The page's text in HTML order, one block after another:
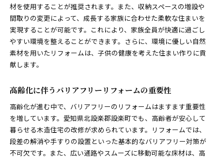
材を使用することが推奨されます。また、収納スペースの増設や
間取りの変更によって、成長する家族に合わせた柔軟な住まいを
実現することが可能です。これにより、家族全員が快適に過ごし
やすい環境を整えることができます。さらに、環境に優しい自然
素材を用いたリフォームは、子供の健康を考えた住まい作りに貢
献します。
高齢化に伴うバリアフリーリフォームの重要性
高齢化が進む中で、バリアフリーのリフォームはますます重要性
を増しています。愛知県北設楽郡設楽町でも、高齢者が安心して
暮らせる木造住宅の改修が求められています。リフォームでは、
段差の解消や手すりの設置といった基本的なバリアフリー対策が
不可欠です。また、広い通路やスムーズに移動可能な床材は、高